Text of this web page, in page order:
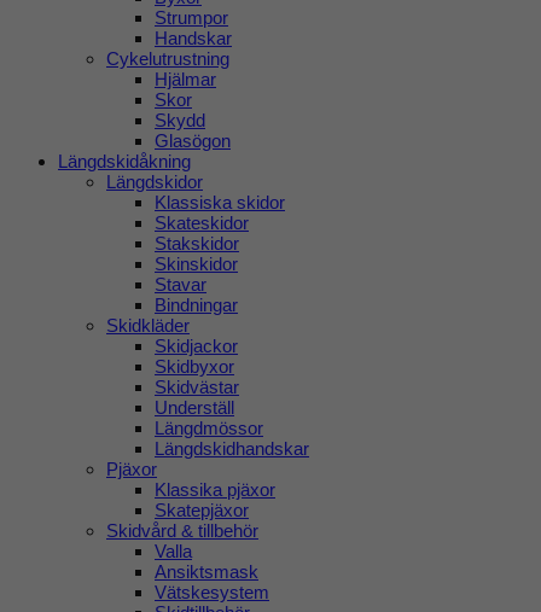
Strumpor
Handskar
Cykelutrustning
Hjälmar
Skor
Skydd
Glasögon
Längdskidåkning
Längdskidor
Klassiska skidor
Skateskidor
Stakskidor
Skinskidor
Stavar
Bindningar
Skidkläder
Skidjackor
Skidbyxor
Skidvästar
Underställ
Längdmössor
Längdskidhandskar
Pjäxor
Klassika pjäxor
Skatepjäxor
Skidvård & tillbehör
Valla
Ansiktsmask
Vätskesystem